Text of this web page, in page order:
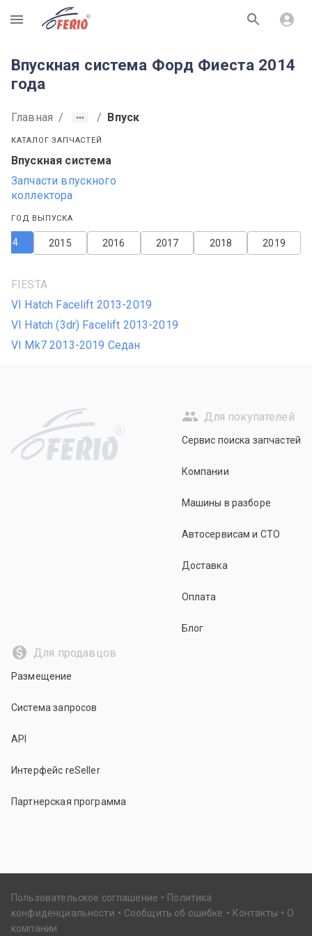
R
Впускная система Форд Фиеста 2014
года
Главная / / Впуск
КАТАЛОГ ЗАПЧАСТЕЙ
Впускная система
Запчасти впускного
коллектора
ГОД ВЫПУСКА
2019
2018
2017
2016
2015
FIESTA
VI Hatch Facelift 2013-2019
VI Hatch (3dr) Facelift 2013-2019
VI Mk7 2013-2019 Седан
R
Для покупателей
Сервис поиска запчастей
Компании
Машины в разборе
Автосервисам и СТО
Доставка
Оплата
Блог
Для продавцов
Размещение
Система запросов
API
Интерфейс reSeller
Партнерская программа
Пользовательское соглашение
Политика
конфиденциальности
Сообщить об ошибке Контакты
О
компании